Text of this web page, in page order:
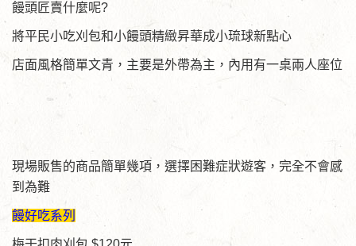
饅頭匠賣什麼呢?
將平民小吃刈包和小饅頭精緻昇華成小琉球新點心
店面風格簡單文青，主要是外帶為主，內用有一桌兩人座位
現場販售的商品簡單幾項，選擇困難症狀遊客，完全不會感
到為難
饅好吃系列